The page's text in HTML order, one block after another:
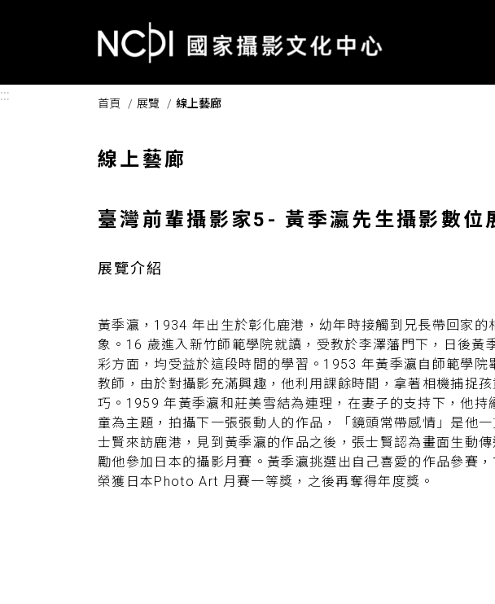
::: 首頁 展覽 線上藝廊
線上藝廊
臺灣前輩攝影家5- 黃季瀛先生攝影數位
展覽介紹
黃季瀛，1934 年出生於彰化鹿港，幼年時接觸到兄長帶回家的
象。16 歲進入新竹師範學院就讀，受教於李澤藩門下，日後黃
彩方面，均受益於這段時間的學習。1953 年黃季瀛自師範學院
教師，由於對攝影充滿興趣，他利用課餘時間，拿著相機捕捉
巧。1959 年黃季瀛和莊美雪結為連理，在妻子的支持下，他持
童為主題，拍攝下一張張動人的作品，「鏡頭常帶感情」是他
士賢來訪鹿港，見到黃季瀛的作品之後，張士賢認為畫面生動
勵他參加日本的攝影月賽。黃季瀛挑選出自己喜愛的作品參賽
榮獲日本Photo Art 月賽一等獎，之後再奪得年度獎。
1960 年代，黃季瀛開始嘗試彩色攝影。1963 年前往臺東蘭嶼